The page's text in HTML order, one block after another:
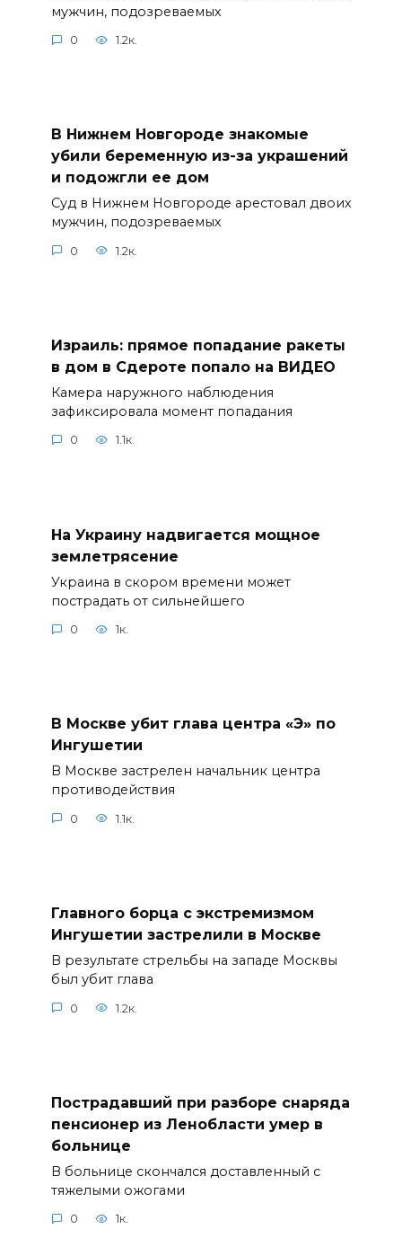
мужчин, подозреваемых
0 1.2к.
В Нижнем Новгороде знакомые
убили беременную из-за украшений
и подожгли ее дом
Суд в Нижнем Новгороде арестовал двоих
мужчин, подозреваемых
0 1.2к.
Израиль: прямое попадание ракеты
в дом в Сдероте попало на ВИДЕО
Камера наружного наблюдения
зафиксировала момент попадания
0 1.1к.
На Украину надвигается мощное
землетрясение
Украина в скором времени может
пострадать от сильнейшего
0 1к.
В Москве убит глава центра «Э» по
Ингушетии
В Москве застрелен начальник центра
противодействия
0 1.1к.
Главного борца с экстремизмом
Ингушетии застрелили в Москве
В результате стрельбы на западе Москвы
был убит глава
0 1.2к.
Пострадавший при разборе снаряда
пенсионер из Ленобласти умер в
больнице
В больнице скончался доставленный с
тяжелыми ожогами
0 1к.